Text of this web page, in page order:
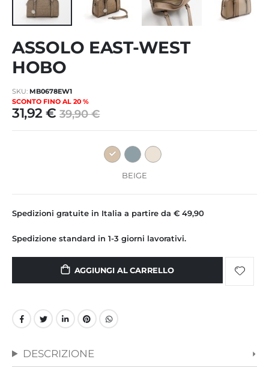
all'inizio
della
galleria
immagini
ASSOLO EAST-WEST
HOBO
SCONTO FINO AL 20 %
SKU MB0678EW1
31,92 € 39,90 €
BEIGE
Spedizioni gratuite in Italia a partire da € 49,90
Spedizione standard in 1-3 giorni lavorativi.
AGGIUNGI AL CARRELLO
DESCRIZIONE